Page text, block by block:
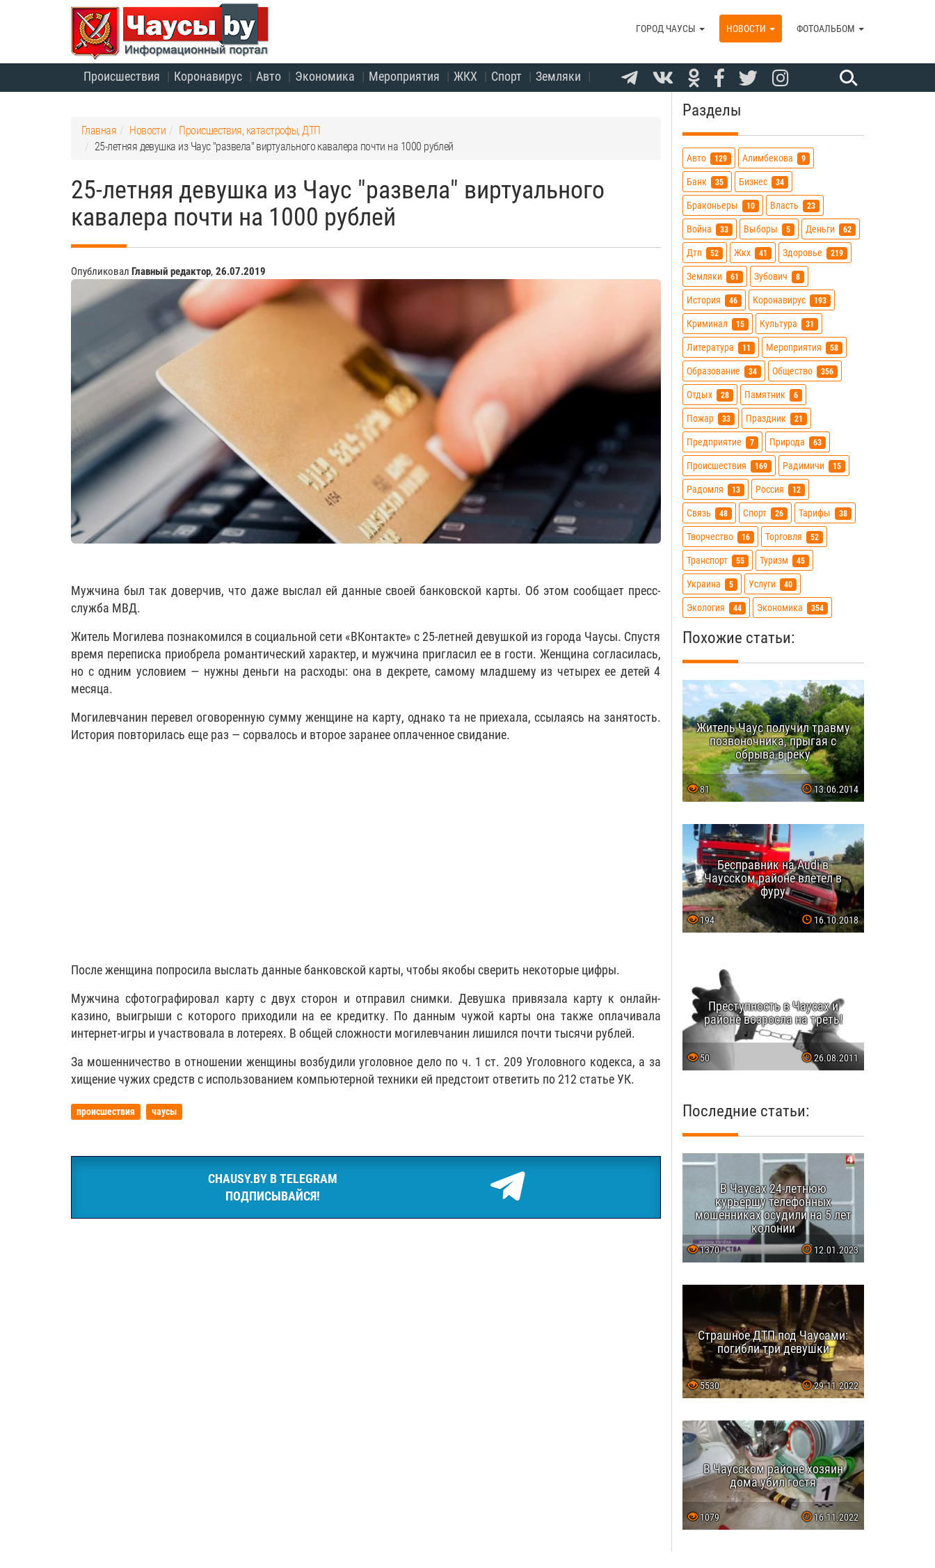
Происшествия Коронавирус Авто Экономика Мероприятия ЖКХ Спорт Земляки
ГОРОД ЧАУСЫ НОВОСТИ ФОТОАЛЬБОМ
Главная Новости
Происшествия, катастрофы, ДТП
25-летняя девушка из Чаус "развела" виртуального кавалера почти на 1000 рублей
25-летняя девушка из Чаус "развела" виртуального
кавалера почти на 1000 рублей
Опубликовал Главный редактор, 26.07.2019
Мужчина был так доверчив, что даже выслал ей данные своей банковской карты. Об этом сообщает пресс-
служба МВД.
Житель Могилева познакомился в социальной сети «ВКонтакте» с 25-летней девушкой из города Чаусы. Спустя
время переписка приобрела романтический характер, и мужчина пригласил ее в гости. Женщина согласилась,
но с одним условием — нужны деньги на расходы: она в декрете, самому младшему из четырех ее детей 4
месяца.
Могилевчанин перевел оговоренную сумму женщине на карту, однако та не приехала, ссылаясь на занятость.
История повторилась еще раз — сорвалось и второе заранее оплаченное свидание.
После женщина попросила выслать данные банковской карты, чтобы якобы сверить некоторые цифры.
Мужчина сфотографировал карту с двух сторон и отправил снимки. Девушка привязала карту к онлайн-
казино, выигрыши с которого приходили на ее кредитку. По данным чужой карты она также оплачивала
интернет-игры и участвовала в лотереях. В общей сложности могилевчанин лишился почти тысячи рублей.
За мошенничество в отношении женщины возбудили уголовное дело по ч. 1 ст. 209 Уголовного кодекса, а за
хищение чужих средств с использованием компьютерной техники ей предстоит ответить по 212 статье УК.
происшествия чаусы
CHAUSY.BY В TELEGRAM
ПОДПИСЫВАЙСЯ!
Разделы
Авто 129 Алимбекова 9
Банк 35 Бизнес 34
Браконьеры 10 Власть 23
Война 33 Выборы 5 Деньги 62
Дтп 52 Жкх 41 Здоровье 219
Земляки 61 Зубович 8
История 46 Коронавирус 193
Криминал 15 Культура 31
Литература 11 Мероприятия 58
Образование 34 Общество 356
Отдых 28 Памятник 6
Пожар 33 Праздник 21
Предприятие 7 Природа 63
Происшествия 169 Радимичи 15
Радомля 13 Россия 12
Связь 48 Спорт 26 Тарифы 38
Творчество 16 Торговля 52
Транспорт 55 Туризм 45
Украина 5 Услуги 40
Экология 44 Экономика 354
Похожие статьи:
Житель Чаус получил травму
позвоночника, прыгая с
обрыва в реку
81 13.06.2014
Бесправник на Audi в
Чаусском районе влетел в
фуру
194 16.10.2018
Преступность в Чаусах и
районе возросла на треть!
50 26.08.2011
Последние статьи:
В Чаусах 24-летнюю
курьершу телефонных
мошенниках осудили на 5 лет
колонии
1370 12.01.2023
Страшное ДТП под Чаусами:
погибли три девушки
5530 29.11.2022
В Чаусском районе хозяин
дома убил гостя
1079 16.11.2022